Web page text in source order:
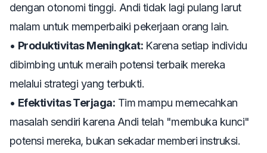
dengan otonomi tinggi. Andi tidak lagi pulang larut
malam untuk memperbaiki pekerjaan orang lain.
• Produktivitas Meningkat:Karena setiap individu
dibimbing untuk meraih potensi terbaik mereka
melalui strategi yang terbukti.
• Efektivitas Terjaga: Tim mampu memecahkan
masalah sendiri karena Andi telah "membuka kunci"
potensi mereka, bukan sekadar memberi instruksi.